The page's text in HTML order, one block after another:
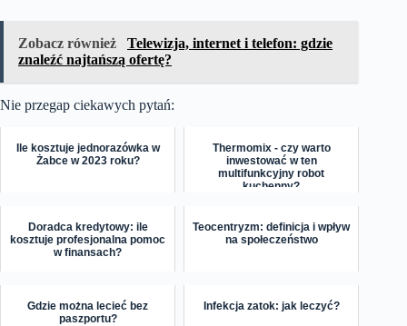
Zobacz również
Telewizja, internet i telefon: gdzie
znaleźć najtańszą ofertę?
Nie przegap ciekawych pytań:
Ile kosztuje jednorazówka w
Żabce w 2023 roku?
Thermomix - czy warto
inwestować w ten
multifunkcyjny robot
kuchenny?
Doradca kredytowy: ile
kosztuje profesjonalna pomoc
w finansach?
Teocentryzm: definicja i wpływ
na społeczeństwo
Gdzie można lecieć bez
paszportu?
Infekcja zatok: jak leczyć?